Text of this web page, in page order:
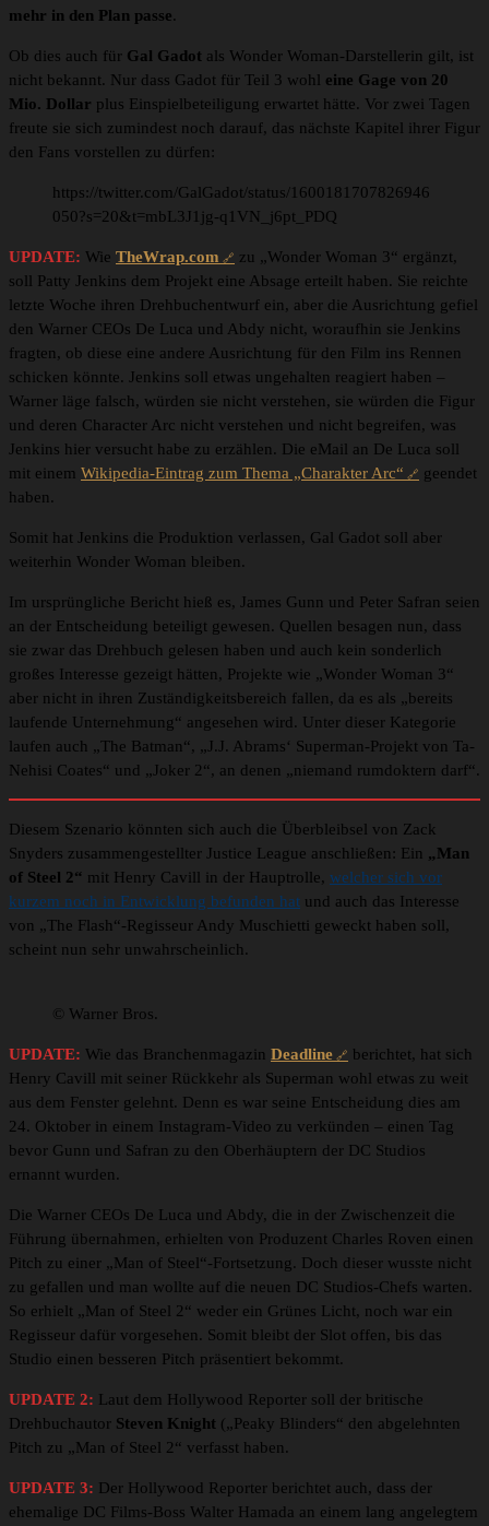
mehr in den Plan passe.
Ob dies auch für Gal Gadot als Wonder Woman-Darstellerin gilt, ist
nicht bekannt. Nur dass Gadot für Teil 3 wohl eine Gage von 20
Mio. Dollar plus Einspielbeteiligung erwartet hätte. Vor zwei Tagen
freute sie sich zumindest noch darauf, das nächste Kapitel ihrer Figur
den Fans vorstellen zu dürfen:
https://twitter.com/GalGadot/status/1600181707826946
050?s=20&t=mbL3J1jg-q1VN_j6pt_PDQ
UPDATE: Wie TheWrap.com
zu „Wonder Woman 3“ ergänzt,
soll Patty Jenkins dem Projekt eine Absage erteilt haben. Sie reichte
letzte Woche ihren Drehbuchentwurf ein, aber die Ausrichtung gefiel
den Warner CEOs De Luca und Abdy nicht, woraufhin sie Jenkins
fragten, ob diese eine andere Ausrichtung für den Film ins Rennen
schicken könnte. Jenkins soll etwas ungehalten reagiert haben –
Warner läge falsch, würden sie nicht verstehen, sie würden die Figur
und deren Character Arc nicht verstehen und nicht begreifen, was
Jenkins hier versucht habe zu erzählen. Die eMail an De Luca soll
mit einem Wikipedia-Eintrag zum Thema „Charakter Arc“
geendet
haben.
Somit hat Jenkins die Produktion verlassen, Gal Gadot soll aber
weiterhin Wonder Woman bleiben.
Im ursprüngliche Bericht hieß es, James Gunn und Peter Safran seien
an der Entscheidung beteiligt gewesen. Quellen besagen nun, dass
sie zwar das Drehbuch gelesen haben und auch kein sonderlich
großes Interesse gezeigt hätten, Projekte wie „Wonder Woman 3“
aber nicht in ihren Zuständigkeitsbereich fallen, da es als „bereits
laufende Unternehmung“ angesehen wird. Unter dieser Kategorie
laufen auch „The Batman“, „J.J. Abrams‘ Superman-Projekt von Ta-
Nehisi Coates“ und „Joker 2“, an denen „niemand rumdoktern darf“.
Diesem Szenario könnten sich auch die Überbleibsel von Zack
Snyders zusammengestellter Justice League anschließen: Ein „Man
of Steel 2“ mit Henry Cavill in der Hauptrolle, welcher sich vor
kurzem noch in Entwicklung befunden hat und auch das Interesse
von „The Flash“-Regisseur Andy Muschietti geweckt haben soll,
scheint nun sehr unwahrscheinlich.
© Warner Bros.
UPDATE: Wie das Branchenmagazin Deadline
berichtet, hat sich
Henry Cavill mit seiner Rückkehr als Superman wohl etwas zu weit
aus dem Fenster gelehnt. Denn es war seine Entscheidung dies am
24. Oktober in einem Instagram-Video zu verkünden – einen Tag
bevor Gunn und Safran zu den Oberhäuptern der DC Studios
ernannt wurden.
Die Warner CEOs De Luca und Abdy, die in der Zwischenzeit die
Führung übernahmen, erhielten von Produzent Charles Roven einen
Pitch zu einer „Man of Steel“-Fortsetzung. Doch dieser wusste nicht
zu gefallen und man wollte auf die neuen DC Studios-Chefs warten.
So erhielt „Man of Steel 2“ weder ein Grünes Licht, noch war ein
Regisseur dafür vorgesehen. Somit bleibt der Slot offen, bis das
Studio einen besseren Pitch präsentiert bekommt.
UPDATE 2: Laut dem Hollywood Reporter soll der britische
Drehbuchautor Steven Knight („Peaky Blinders“ den abgelehnten
Pitch zu „Man of Steel 2“ verfasst haben.
UPDATE 3: Der Hollywood Reporter berichtet auch, dass der
ehemalige DC Films-Boss Walter Hamada an einem lang angelegtem